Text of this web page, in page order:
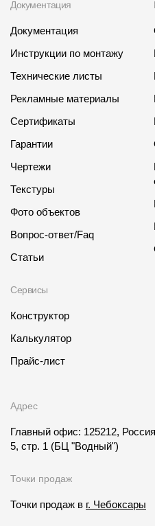
Документация
Документация
Инструкции по монтажу
Технические листы
Рекламные материалы
Сертификаты
Гарантии
Чертежи
Текстуры
Фото объектов
Вопрос-ответ/Faq
Статьи
Сервисы
Конструктор
Калькулятор
Прайс-лист
Адрес
Главный офис: 125212,
5, стр. 1 (БЦ "Водный")
Точки продаж
Точки продаж в г. Чебоксары